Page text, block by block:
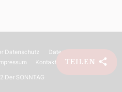
TEILEN
Datenschutz Datenschutz
Kontakt Barrierefreiheit
Der SONNTAG